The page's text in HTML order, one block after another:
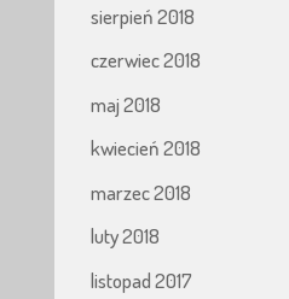
sierpień 2018
czerwiec 2018
maj 2018
kwiecień 2018
marzec 2018
luty 2018
listopad 2017